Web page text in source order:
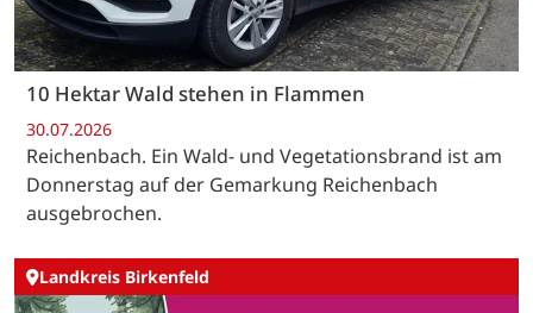
10 Hektar Wald stehen in Flammen
30.07.2026
Reichenbach. Ein Wald- und Vegetationsbrand ist am
Donnerstag auf der Gemarkung Reichenbach
ausgebrochen.
Landkreis Birkenfeld